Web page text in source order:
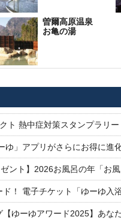
曽爾高原温泉
お亀の湯
ト 熱中症対策スタンプラリー
ゆ」アプリがさらにお得に進
ゼント】2026お風呂の年「お
！ 電子チケット「ゆーゆ入
【ゆーゆアワード2025】あな